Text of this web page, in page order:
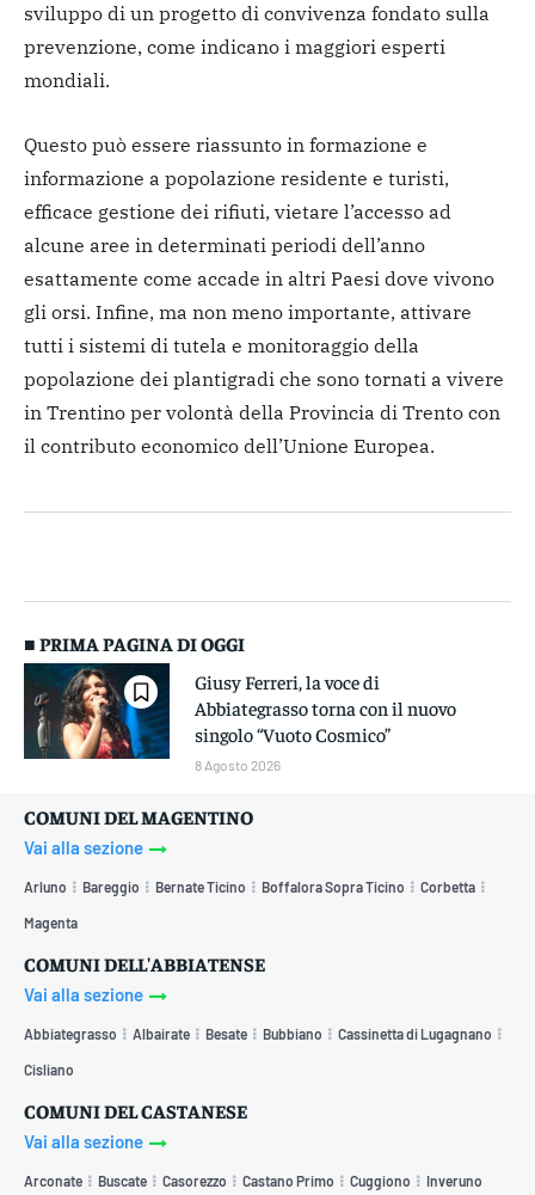
sviluppo di un progetto di convivenza fondato sulla
prevenzione, come indicano i maggiori esperti
mondiali.
Questo può essere riassunto in formazione e
informazione a popolazione residente e turisti,
efficace gestione dei rifiuti, vietare l’accesso ad
alcune aree in determinati periodi dell’anno
esattamente come accade in altri Paesi dove vivono
gli orsi. Infine, ma non meno importante, attivare
tutti i sistemi di tutela e monitoraggio della
popolazione dei plantigradi che sono tornati a vivere
in Trentino per volontà della Provincia di Trento con
il contributo economico dell’Unione Europea.
■ PRIMA PAGINA DI OGGI
Giusy Ferreri, la voce di
Abbiategrasso torna con il nuovo
singolo “Vuoto Cosmico”
8 Agosto 2026
COMUNI DEL MAGENTINO
Vai alla sezione
Arluno Bareggio Bernate Ticino Boffalora Sopra Ticino Corbetta
Magenta
COMUNI DELL'ABBIATENSE
Vai alla sezione
Abbiategrasso Albairate Besate Bubbiano Cassinetta di Lugagnano
Cisliano
COMUNI DEL CASTANESE
Vai alla sezione
Arconate Buscate Casorezzo Castano Primo Cuggiono Inveruno